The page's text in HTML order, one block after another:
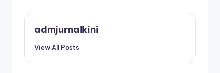
admjurnalkini
View All Posts